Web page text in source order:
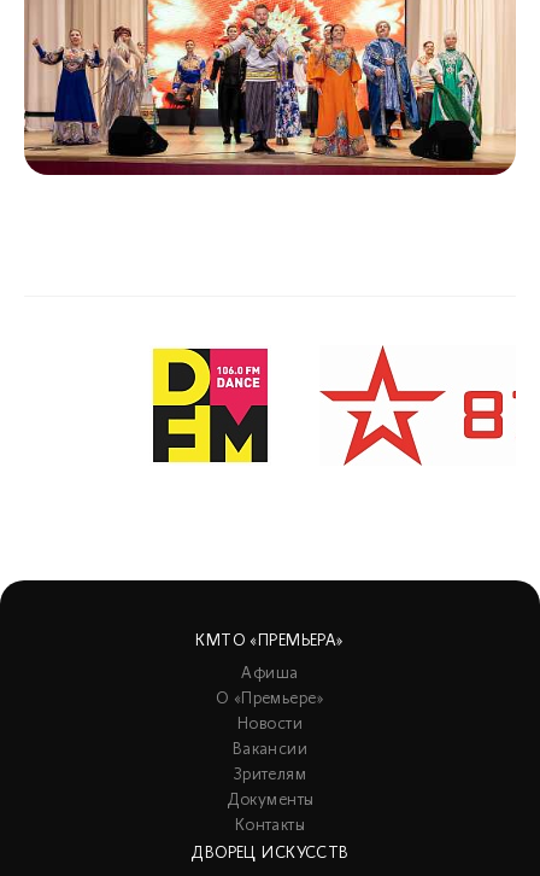
КМТО «ПРЕМЬЕРА»
Афиша
О «Премьере»
Новости
Вакансии
Зрителям
Документы
Контакты
ДВОРЕЦ ИСКУССТВ